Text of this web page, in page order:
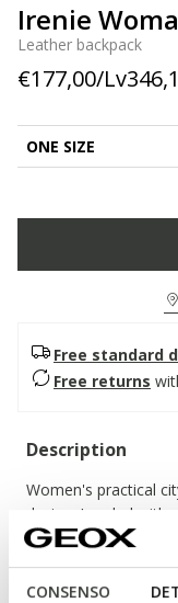
CONSENSO
Irenie
Leather backpack
€177,00/
ONE SIZE
Free standard
Free returns
Description
Women's practical
design. Loaded with
Irenie is a functional
energetic vibe. It
comes in a versatile